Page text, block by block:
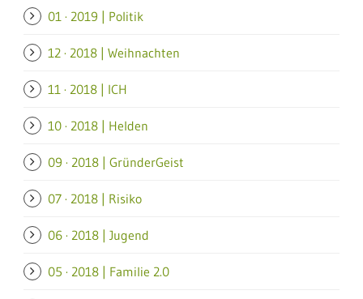
01 · 2019 | Politik
12 · 2018 | Weihnachten
11 · 2018 | ICH
10 · 2018 | Helden
09 · 2018 | GründerGeist
07 · 2018 | Risiko
06 · 2018 | Jugend
05 · 2018 | Familie 2.0